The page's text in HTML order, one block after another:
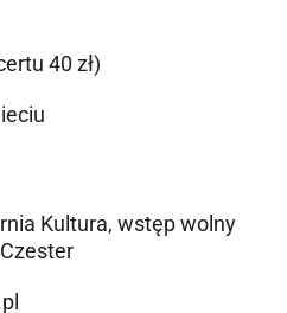
40 zł)
Kultura, wstęp wolny